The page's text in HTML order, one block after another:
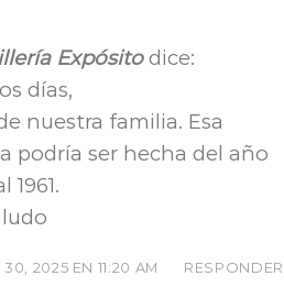
Expósito dice:
días,
nuestra familia. Esa
podría ser hecha del año
1961.
30, 2025 EN 11:20 AM RESPONDER